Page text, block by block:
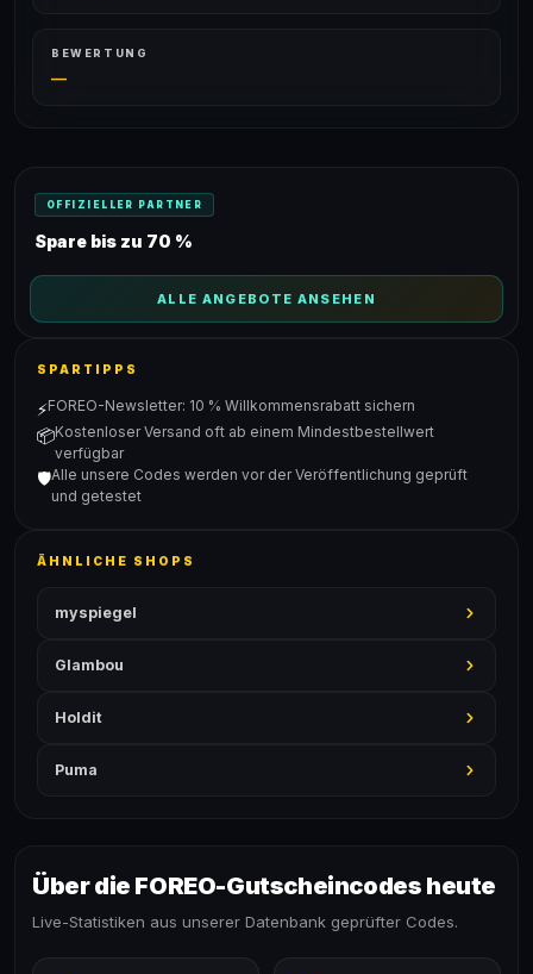
BEWERTUNG
—
OFFIZIELLER PARTNER
Spare bis zu 70 %
ALLE ANGEBOTE ANSEHEN
SPARTIPPS
⚡FOREO-Newsletter: 10 % Willkommensrabatt sichern
📦Kostenloser Versand oft ab einem Mindestbestellwert
verfügbar
🛡️Alle unsere Codes werden vor der Veröffentlichung geprüft
und getestet
ÄHNLICHE SHOPS
myspiegel
Glambou
Holdit
Puma
Über die FOREO-Gutscheincodes heute
Live-Statistiken aus unserer Datenbank geprüfter Codes.